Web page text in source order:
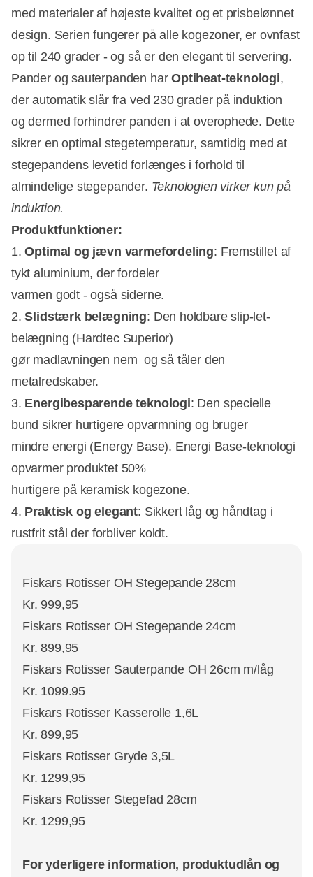
med materialer af højeste kvalitet og et prisbelønnet
design. Serien fungerer på alle kogezoner, er ovnfast
op til 240 grader - og så er den elegant til servering.
Pander og sauterpanden harOptiheat-teknologi,
der automatik slår fra ved 230 grader på induktion 
og dermed forhindrer panden i at overophede. Dette
sikrer en optimal stegetemperatur, samtidig med at
stegepandens levetid forlænges i forhold til
almindelige stegepander. Teknologien virker kun på
induktion.
Produktfunktioner:
1.Optimal og jævn varmefordeling: Fremstillet af
tykt aluminium, der fordeler
varmen godt - også siderne.
2.Slidstærk belægning: Den holdbare slip-let-
belægning (Hardtec Superior)
gør madlavningen nem  og så tåler den
metalredskaber.
3. Energibesparende teknologi: Den specielle
bund sikrer hurtigere opvarmning og bruger
mindre energi (Energy Base). Energi Base-teknologi
opvarmer produktet 50%
hurtigere på keramisk kogezone.
4. Praktisk og elegant: Sikkert låg og håndtag i
rustfrit stål der forbliver koldt.
Fiskars Rotisser OH Stegepande 28cm
Kr. 999,95
Fiskars Rotisser OH Stegepande 24cm
Kr. 899,95
Fiskars Rotisser Sauterpande OH 26cm m/låg
Kr. 1099.95
Fiskars Rotisser Kasserolle 1,6L
Kr. 899,95
Fiskars Rotisser Gryde 3,5L
Kr. 1299,95
Fiskars Rotisser Stegefad 28cm
Kr. 1299,95
For yderligere information, produktudlån og